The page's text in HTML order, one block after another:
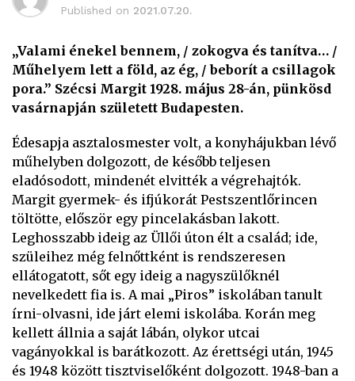
Published on 2021.07.20.
„Valami énekel bennem, / zokogva és tanítva… /
Műhelyem lett a föld, az ég, / beborít a csillagok
pora.” Szécsi Margit 1928. május 28-án, pünkösd
vasárnapján született Budapesten.
Édesapja asztalosmester volt, a konyhájukban lévő
műhelyben dolgozott, de később teljesen
eladósodott, mindenét elvitték a végrehajtók.
Margit gyermek- és ifjúkorát Pestszentlőrincen
töltötte, először egy pincelakásban lakott.
Leghosszabb ideig az Üllői úton élt a család; ide,
szüleihez még felnőttként is rendszeresen
ellátogatott, sőt egy ideig a nagyszülőknél
nevelkedett fia is. A mai „Piros” iskolában tanult
írni-olvasni, ide járt elemi iskolába. Korán meg
kellett állnia a saját lábán, olykor utcai
vagányokkal is barátkozott. Az érettségi után, 1945
és 1948 között tisztviselőként dolgozott. 1948-ban a